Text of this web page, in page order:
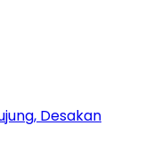
Desakan